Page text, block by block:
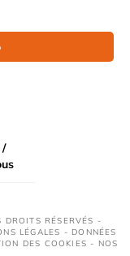
RÉSERVÉS -
LÉGALES - DONNÉES
DES COOKIES - NOS